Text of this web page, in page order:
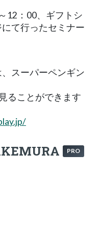
12：00、ギフトシ
て行ったセミナー
スーパーペンギン
ることができます
PRO